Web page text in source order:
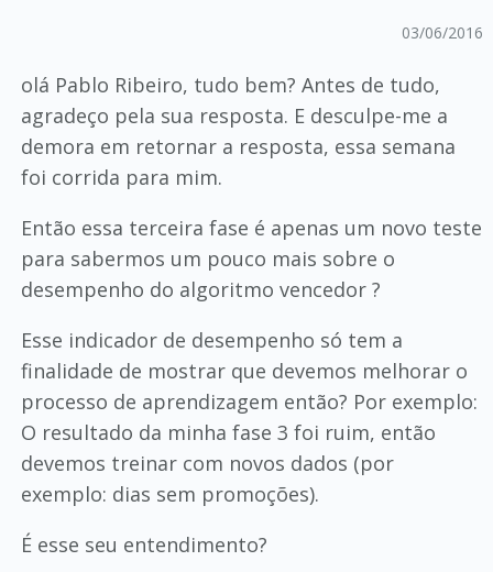
03/06/2016
olá Pablo Ribeiro, tudo bem? Antes de tudo,
agradeço pela sua resposta. E desculpe-me a
demora em retornar a resposta, essa semana
foi corrida para mim.
Então essa terceira fase é apenas um novo teste
para sabermos um pouco mais sobre o
desempenho do algoritmo vencedor ?
Esse indicador de desempenho só tem a
finalidade de mostrar que devemos melhorar o
processo de aprendizagem então? Por exemplo:
O resultado da minha fase 3 foi ruim, então
devemos treinar com novos dados (por
exemplo: dias sem promoções).
É esse seu entendimento?